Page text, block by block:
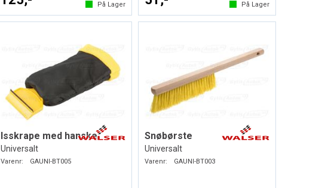
På Lager På Lager
Isskrape med hanske
Universalt
Varenr: GAUNI-BT005
Snøbørste
Universalt
Varenr: GAUNI-BT003